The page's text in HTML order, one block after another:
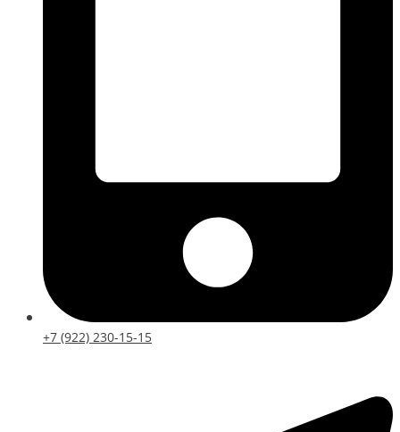
+7 (922) 230-15-15